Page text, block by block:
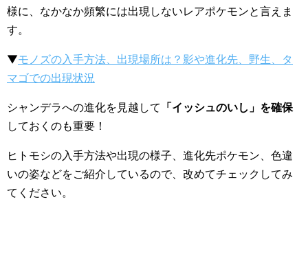
様に、なかなか頻繁には出現しないレアポケモンと言えま
す。
▼モノズの入手方法、出現場所は？影や進化先、野生、タ
マゴでの出現状況
シャンデラへの進化を見越して 「イッシュのいし」を確保
しておくのも重要！
ヒトモシの入手方法や出現の様子、進化先ポケモン、色違
いの姿などをご紹介しているので、改めてチェックしてみ
てください。